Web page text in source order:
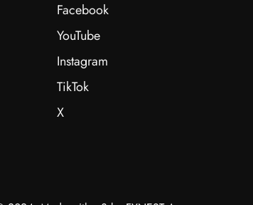
Facebook
YouTube
Instagram
TikTok
X